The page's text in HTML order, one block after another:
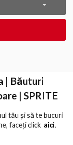
| Băuturi
| SPRITE
tău și să te bucuri
faceți click aici․